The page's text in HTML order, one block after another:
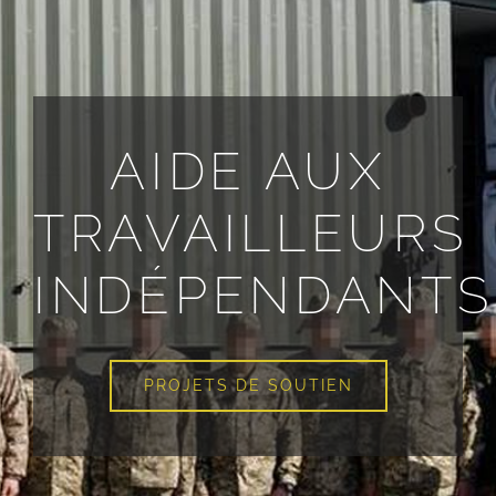
AIDE AUX
TRAVAILLEURS
INDÉPENDANTS
PROJETS DE SOUTIEN